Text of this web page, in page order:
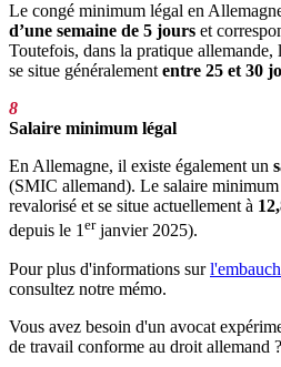
Le congé minimum légal en
d’une semaine de 5 jours et
Toutefois, dans la pratique allemande,
se situe généralement entre 25 et 30
8
Salaire minimum légal
En Allemagne, il existe également un
(SMIC allemand). Le salaire
revalorisé et se situe actuellement à
depuis le 1erjanvier 2025).
Pour plus d'informations sur
consultez notre mémo.
Vous avez besoin d'un avocat
de travail conforme au droit allemand ?